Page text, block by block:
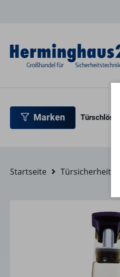
Marken Türschlösser
Startseite Türsicherheit